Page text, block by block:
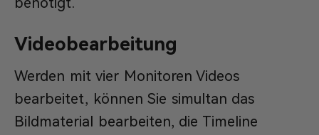
Videobearbeitung
Werden mit vier Monitoren Videos
bearbeitet, können Sie simultan das
Bildmaterial bearbeiten, die Timeline